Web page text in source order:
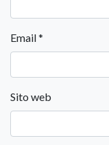
Email*
Sito web